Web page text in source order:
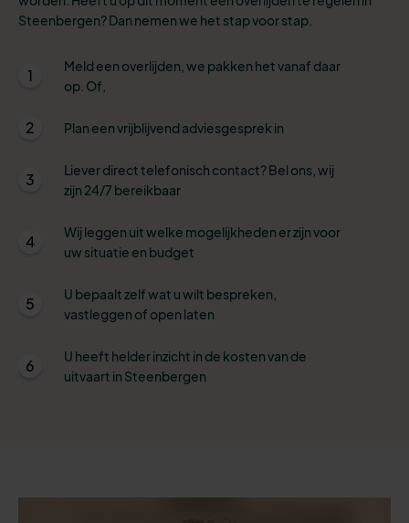
Steenbergen? Dan nemen we het stap voor stap.
1
Meld een overlijden, we pakken het vanaf daar
op. Of,
2 Plan een vrijblijvend adviesgesprek in
3
Liever direct telefonisch contact? Bel ons, wij
zijn 24/7 bereikbaar
4
Wij leggen uit welke mogelijkheden er zijn voor
uw situatie en budget
5
U bepaalt zelf wat u wilt bespreken,
vastleggen of open laten
6
U heeft helder inzicht in de kosten van de
uitvaart in Steenbergen